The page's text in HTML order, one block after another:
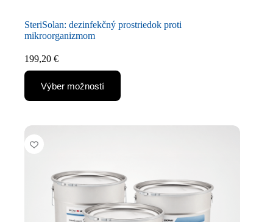
SteriSolan: dezinfekčný prostriedok proti
mikroorganizmom
199,20 €
Výber možností